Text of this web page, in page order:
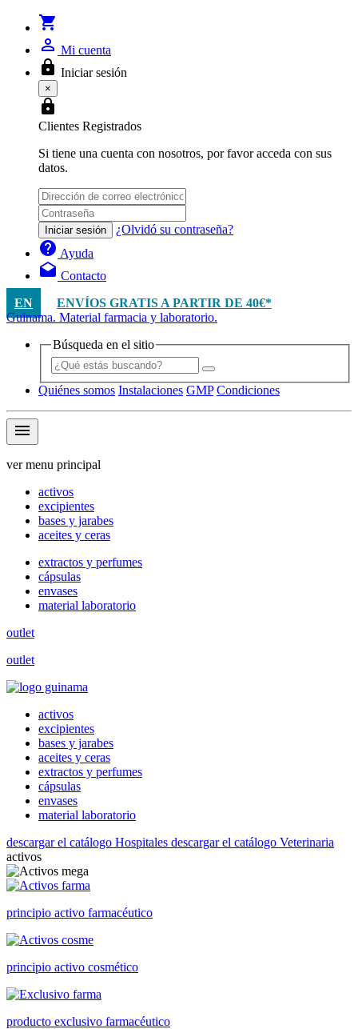
shopping_cart
person_outline Mi cuenta
lock Iniciar sesión
×
lock
Clientes Registrados
Si tiene una cuenta con nosotros, por favor acceda con sus
datos.
Iniciar sesión ¿Olvidó su contraseña?
help Ayuda
drafts Contacto
EN
ENVÍOS GRATIS A PARTIR DE 40€*
Guinama. Material farmacia y laboratorio.
Búsqueda en el sitio
Quiénes somos Instalaciones GMP Condiciones
menu
ver menu principal
activos
excipientes
bases y jarabes
aceites y ceras
extractos y perfumes
cápsulas
envases
material laboratorio
outlet
outlet
activos
excipientes
bases y jarabes
aceites y ceras
extractos y perfumes
cápsulas
envases
material laboratorio
descargar el catálogo Hospitales descargar el catálogo Veterinaria
activos
principio activo farmacéutico
principio activo cosmético
producto exclusivo farmacéutico